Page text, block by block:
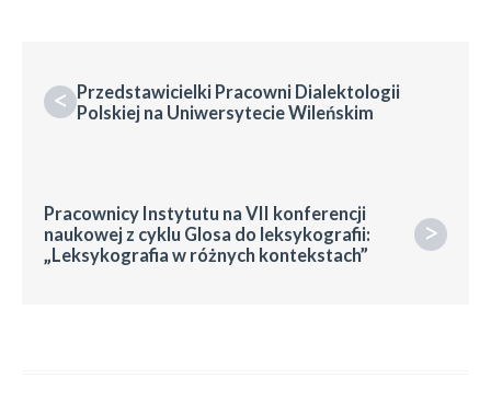
<
Przedstawicielki Pracowni Dialektologii
Polskiej na Uniwersytecie Wileńskim
>
Pracownicy Instytutu na VII konferencji
naukowej z cyklu Glosa do leksykografii:
„Leksykografia w różnych kontekstach”